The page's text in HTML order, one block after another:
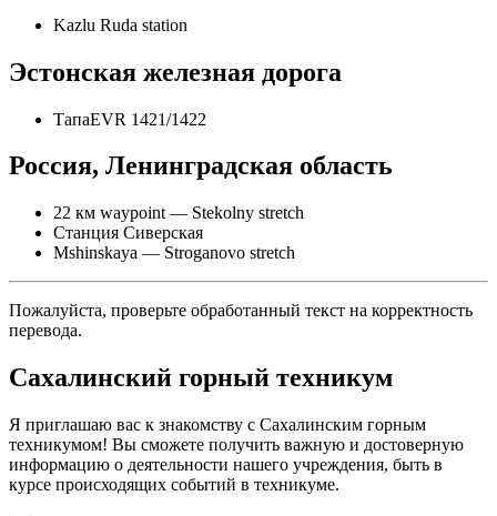
Kazlu Ruda station
Эстонская железная дорога
ТапаEVR 1421/1422
Россия, Ленинградская область
22 км waypoint — Stekolny stretch
Станция Сиверская
Mshinskaya — Stroganovo stretch
Пожалуйста, проверьте обработанный текст на корректность
перевода.
Сахалинский горный техникум
Я приглашаю вас к знакомству с Сахалинским горным
техникумом! Вы сможете получить важную и достоверную
информацию о деятельности нашего учреждения, быть в
курсе происходящих событий в техникуме.